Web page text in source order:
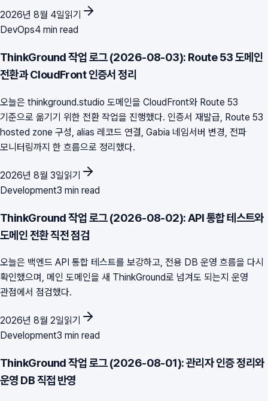
2026년 8월 4일읽기
DevOps4 min read
ThinkGround 작업 로그 (2026-08-03): Route 53 도메인
전환과 CloudFront 인증서 정리
오늘은 thinkground.studio 도메인을 CloudFront와 Route 53
기준으로 옮기기 위한 전환 작업을 진행했다. 인증서 재발급, Route 53
hosted zone 구성, alias 레코드 연결, Gabia 네임서버 변경, 전파
모니터링까지 한 흐름으로 정리했다.
2026년 8월 3일읽기
Development3 min read
ThinkGround 작업 로그 (2026-08-02): API 통합 테스트와
도메인 전환 직전 점검
오늘은 백엔드 API 통합 테스트를 보강하고, 전용 DB 운영 흐름을 다시
확인했으며, 메인 도메인을 새 ThinkGround로 넘겨도 되는지 운영
관점에서 점검했다.
2026년 8월 2일읽기
Development3 min read
ThinkGround 작업 로그 (2026-08-01): 관리자 인증 정리와
운영 DB 직접 반영